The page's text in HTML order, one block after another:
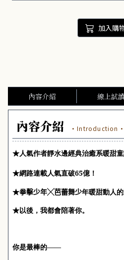
加入購
內容介紹 線上試
內容介紹 ·Introduction·
★人氣作者靜水邊經典治癒系暖甜
★網路連載人氣直破65億！
★拳擊少年╳芭蕾舞少年暖甜動人
★以後，我都會陪著你。
你是最棒的——